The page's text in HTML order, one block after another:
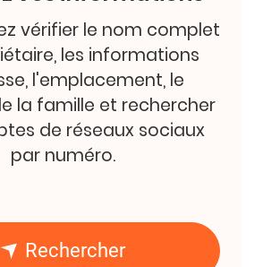
vérifier le nom complet
les informations
l'emplacement, le
la famille et rechercher
de réseaux sociaux
par numéro.
Rechercher